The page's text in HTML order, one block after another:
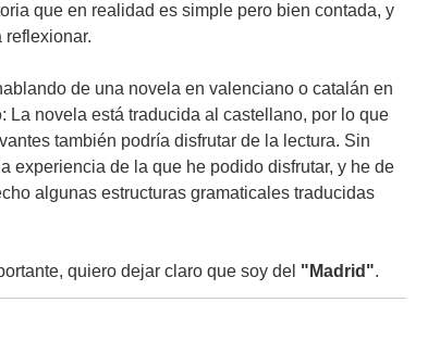
que en realidad es simple pero bien contada, y
reflexionar.
de una novela en valenciano o catalán en
La novela está traducida al castellano, por lo que
también podría disfrutar de la lectura. Sin
experiencia de la que he podido disfrutar, y he de
algunas estructuras gramaticales traducidas
quiero dejar claro que soy del "Madrid".